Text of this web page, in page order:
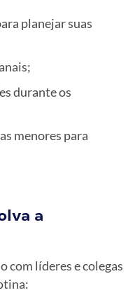
planejar suas
durante os
menores para
a
com líderes e colegas